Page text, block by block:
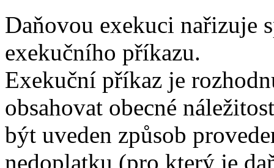
Daňovou exekuci nařizuje
exekučního příkazu.
Exekuční příkaz je
obsahovat obecné
být uveden způsob
nedoplatku (pro který je